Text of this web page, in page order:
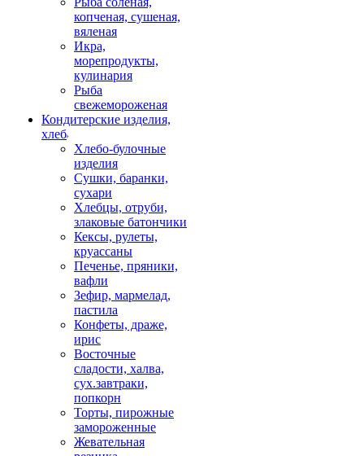
копченая, сушеная,
вяленая
Икра,
морепродукты,
кулинария
Рыба
свежемороженая
Кондитерские изделия,
хлеб
Хлебо-булочные
изделия
Сушки, баранки,
сухари
Хлебцы, отруби,
злаковые батончики
Кексы, рулеты,
круассаны
Печенье, пряники,
вафли
Зефир, мармелад,
пастила
Конфеты, драже,
ирис
Восточные
сладости, халва,
сух.завтраки,
попкорн
Торты, пирожные
замороженные
Жевательная